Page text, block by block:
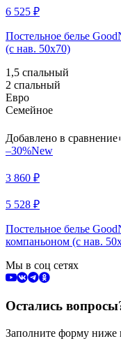
6 525 ₽
Постельное белье
(с нав. 50х70)
1,5 спальный
2 спальный
Евро
Семейное
Добавлено в сравнение
–30%New
3 860 ₽
5 528 ₽
Постельное белье
компаньоном (с нав.
Мы в соц сетях
Остались
Заполните форму ниже